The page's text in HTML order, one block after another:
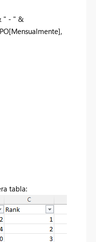
" - " &
[Mensualmente],
tabla: